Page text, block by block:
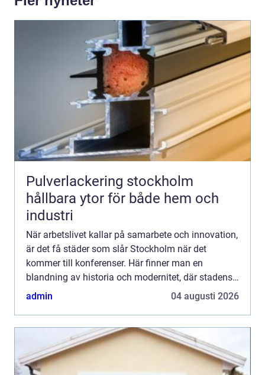
Pulverlackering stockholm
hållbara ytor för både hem och
industri
När arbetslivet kallar på samarbete och innovation,
är det få städer som slår Stockholm när det
kommer till konferenser. Här finner man en
blandning av historia och modernitet, där stadens
puls erbjuder...
admin 04 augusti 2026